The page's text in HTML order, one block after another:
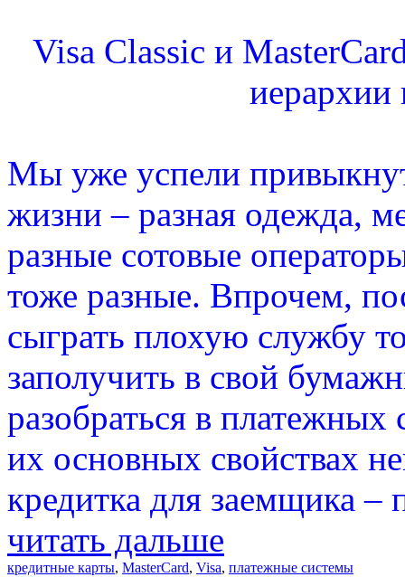
Visa Classic и
иерархии
Мы уже успели
жизни – разная одежда,
разные сотовые
тоже разные. Впрочем,
сыграть плохую службу
заполучить в свой
разобраться в
их основных свойствах
кредитка для заемщика –
читать дальше
кредитные карты, MasterCard, Visa, платежные системы